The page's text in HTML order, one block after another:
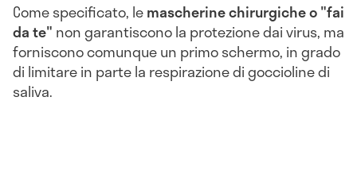
Come specificato, lemascherine chirurgiche o "fai
da te" non garantiscono la protezione dai virus, ma
forniscono comunque un primo schermo, in grado
di limitare in parte la respirazione di goccioline di
saliva.